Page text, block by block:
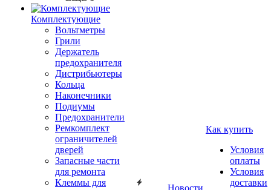
Комплектующие
Вольтметры
Грили
Держатель
предохранителя
Дистрибьютеры
Кольца
Наконечники
Подиумы
Предохранители
Ремкомплект
ограничителей
дверей
Запасные части
для ремонта
Клеммы для
Новости
Как купить
Условия
оплаты
Условия
доставки